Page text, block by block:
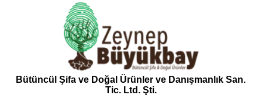
Bütüncül Şifa ve Doğal Ürünler ve Danışmanlık San.
Tic. Ltd. Şti.